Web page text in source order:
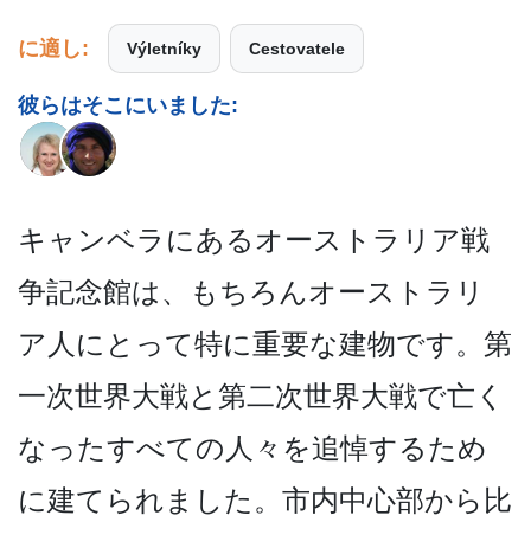
に適し: Výletníky Cestovatele
彼らはそこにいました:
キャンベラにあるオーストラ­リア戦
争記念館は、もちろんオーストラリ
ア人にとっ­て特に重要な建物です。第
一次世界大戦と第二次世界­大戦で亡く
なったすべての人々を追悼するため
に建て­られました。市内中心部から比